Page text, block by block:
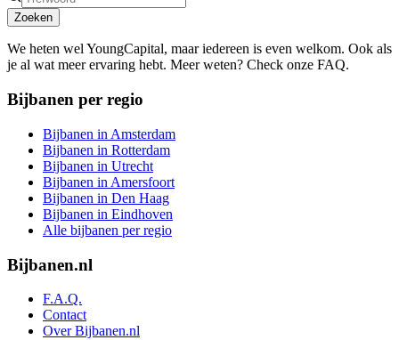
Zoeken
We heten wel YoungCapital, maar iedereen is even welkom. Ook als
je al wat meer ervaring hebt. Meer weten? Check onze FAQ.
Bijbanen per regio
Bijbanen in Amsterdam
Bijbanen in Rotterdam
Bijbanen in Utrecht
Bijbanen in Amersfoort
Bijbanen in Den Haag
Bijbanen in Eindhoven
Alle bijbanen per regio
Bijbanen.nl
F.A.Q.
Contact
Over Bijbanen.nl